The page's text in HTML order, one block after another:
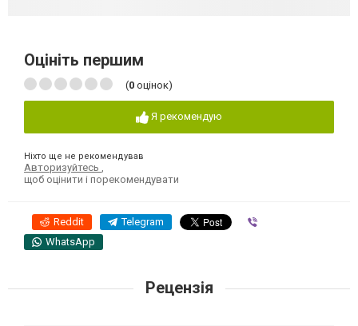
Оцініть першим
(0 оцінок)
Я рекомендую
Ніхто ще не рекомендував
Авторизуйтесь
щоб оцінити і порекомендувати
Reddit Telegram
WhatsApp
Рецензія